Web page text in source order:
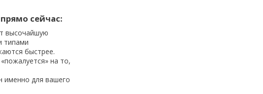
сейчас:
высочайшую
типами
быстрее.
на то,
именно для вашего